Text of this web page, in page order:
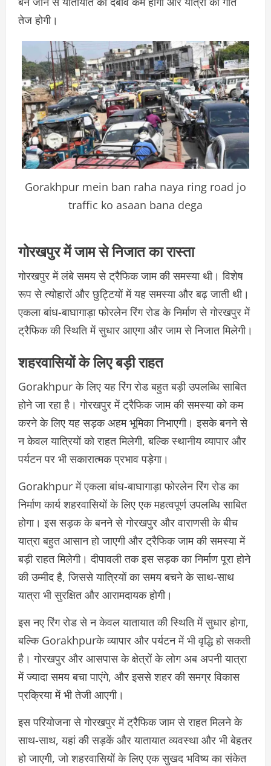
तेज होगी।
Gorakhpur mein ban raha naya ring road jo
traffic ko asaan bana dega
गोरखपुर में जाम से निजात का रास्ता
गोरखपुर में लंबे समय से ट्रैफिक जाम की समस्या थी। विशेष
रूप से त्योहारों और छुट्टियों में यह समस्या और बढ़ जाती थी।
एकला बांध-बाघागाड़ा फोरलेन रिंग रोड के निर्माण से गोरखपुर में
ट्रैफिक की स्थिति में सुधार आएगा और जाम से निजात मिलेगी।
शहरवासियों के लिए बड़ी राहत
Gorakhpur के लिए यह रिंग रोड बहुत बड़ी उपलब्धि साबित
होने जा रहा है। गोरखपुर में ट्रैफिक जाम की समस्या को कम
करने के लिए यह सड़क अहम भूमिका निभाएगी। इसके बनने से
न केवल यात्रियों को राहत मिलेगी, बल्कि स्थानीय व्यापार और
पर्यटन पर भी सकारात्मक प्रभाव पड़ेगा।
Gorakhpur में एकला बांध-बाघागाड़ा फोरलेन रिंग रोड का
निर्माण कार्य शहरवासियों के लिए एक महत्वपूर्ण उपलब्धि साबित
होगा। इस सड़क के बनने से गोरखपुर और वाराणसी के बीच
यात्रा बहुत आसान हो जाएगी और ट्रैफिक जाम की समस्या में
बड़ी राहत मिलेगी। दीपावली तक इस सड़क का निर्माण पूरा होने
की उम्मीद है, जिससे यात्रियों का समय बचने के साथ-साथ
यात्रा भी सुरक्षित और आरामदायक होगी।
इस नए रिंग रोड से न केवल यातायात की स्थिति में सुधार होगा,
बल्कि Gorakhpurके व्यापार और पर्यटन में भी वृद्धि हो सकती
है। गोरखपुर और आसपास के क्षेत्रों के लोग अब अपनी यात्रा
में ज्यादा समय बचा पाएंगे, और इससे शहर की समग्र विकास
प्रक्रिया में भी तेजी आएगी।
इस परियोजना से गोरखपुर में ट्रैफिक जाम से राहत मिलने के
साथ-साथ, यहां की सड़कें और यातायात व्यवस्था और भी बेहतर
हो जाएगी, जो शहरवासियों के लिए एक सुखद भविष्य का संकेत